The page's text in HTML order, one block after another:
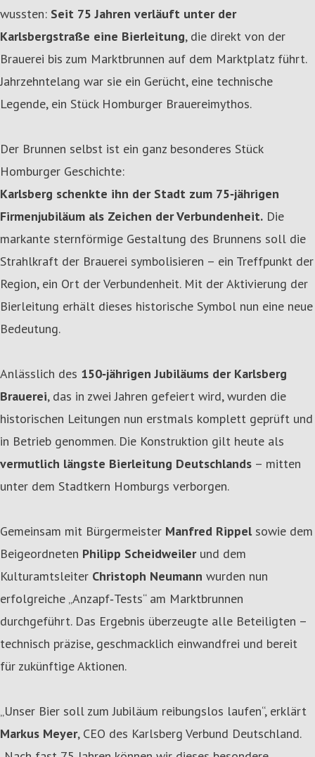
wussten: Seit 75 Jahren verläuft unter der
Karlsbergstraße eine Bierleitung, die direkt von der
Brauerei bis zum Marktbrunnen auf dem Marktplatz führt.
Jahrzehntelang war sie ein Gerücht, eine technische
Legende, ein Stück Homburger Brauereimythos.
Der Brunnen selbst ist ein ganz besonderes Stück
Homburger Geschichte:
Karlsberg schenkte ihn der Stadt zum 75‑jährigen
Firmenjubiläum als Zeichen der Verbundenheit. Die
markante sternförmige Gestaltung des Brunnens soll die
Strahlkraft der Brauerei symbolisieren – ein Treffpunkt der
Region, ein Ort der Verbundenheit. Mit der Aktivierung der
Bierleitung erhält dieses historische Symbol nun eine neue
Bedeutung.
Anlässlich des 150‑jährigen Jubiläums der Karlsberg
Brauerei, das in zwei Jahren gefeiert wird, wurden die
historischen Leitungen nun erstmals komplett geprüft und
in Betrieb genommen. Die Konstruktion gilt heute als
vermutlich längste Bierleitung Deutschlands – mitten
unter dem Stadtkern Homburgs verborgen.
Gemeinsam mit Bürgermeister Manfred Rippelsowie dem
Beigeordneten Philipp Scheidweilerund dem
Kulturamtsleiter Christoph Neumann wurden nun
erfolgreiche „Anzapf‑Tests“ am Marktbrunnen
durchgeführt. Das Ergebnis überzeugte alle Beteiligten –
technisch präzise, geschmacklich einwandfrei und bereit
für zukünftige Aktionen.
„Unser Bier soll zum Jubiläum reibungslos laufen“, erklärt
Markus Meyer, CEO des Karlsberg Verbund Deutschland.